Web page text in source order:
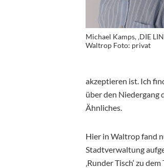
Michael Kamps, ‚DIE
Waltrop Foto: privat
akzeptieren ist. Ich
über den Niedergang
Ähnliches.
Hier in Waltrop fand
Stadtverwaltung
‚Runder Tisch‘ zu